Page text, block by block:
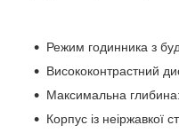
Режим годинника з
Висококонтрастний
Максимальна
Корпус із неіржавкої